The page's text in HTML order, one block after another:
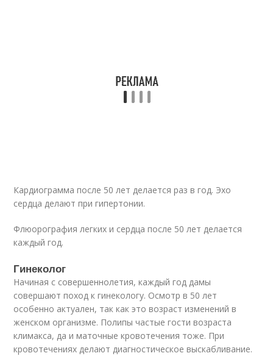
Кардиограмма после 50 лет делается раз в год. Эхо
сердца делают при гипертонии.
Флюорография легких и сердца после 50 лет делается
каждый год.
Гинеколог
Начиная с совершеннолетия, каждый год дамы
совершают поход к гинекологу. Осмотр в 50 лет
особенно актуален, так как это возраст изменений в
женском организме. Полипы частые гости возраста
климакса, да и маточные кровотечения тоже. При
кровотечениях делают диагностическое выскабливание.